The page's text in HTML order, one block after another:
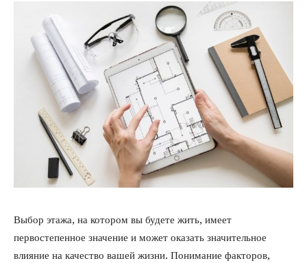
Выбор этажа, на котором вы будете жить, имеет
первостепенное значение и может оказать значительное
влияние на качество вашей жизни. Понимание факторов,